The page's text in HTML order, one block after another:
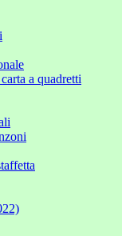
a quadretti